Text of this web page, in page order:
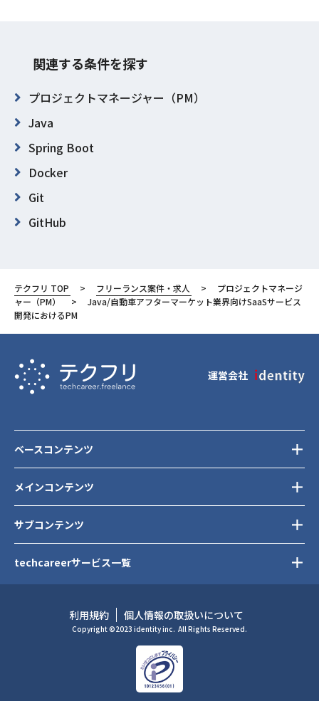
関連する条件を探す
プロジェクトマネージャー（PM）
Java
Spring Boot
Docker
Git
GitHub
千代田区
テクフリ TOP フリーランス案件・求人
プロジェクトマネージ
ャー（PM）
Java/自動車アフターマーケット業界向けSaaSサービス
開発におけるPM
運営会社
メインコンテンツ
サブコンテンツ
ベースコンテンツ
techcareerサービス一覧
利用規約 個人情報の取扱いについて
Copyright ©2023 identity inc. All Rights Reserved.